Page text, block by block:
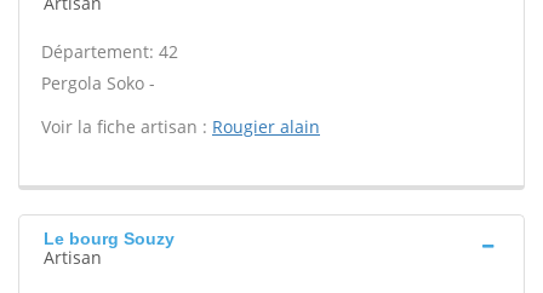
Département: 42
Pergola Soko -
Voir la fiche artisan : Rougier alain
Le bourg Souzy
Artisan